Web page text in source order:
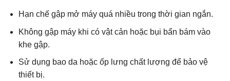
Hạn chế gập mở máy quá nhiều trong thời gian ngắn.
Không gập máy khi có vật cản hoặc bụi bẩn bám vào
khe gập.
Sử dụng bao da hoặc ốp lưng chất lượng để bảo vệ
thiết bị.